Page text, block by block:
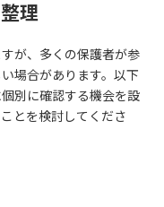
理
が、多くの保護者が参
場合があります。以下
別に確認する機会を設
とを検討してくださ